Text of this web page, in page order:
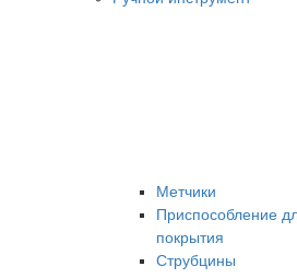
Метчики
Приспособление
покрытия
Струбцины